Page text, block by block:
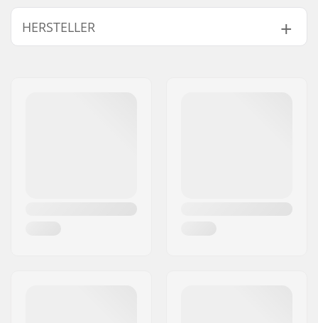
Bezug:
Kunstleder
Sattel:
Sattelpolsterung:
Slim
HERSTELLER